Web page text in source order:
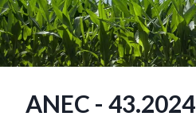
ANEC - 43.2024